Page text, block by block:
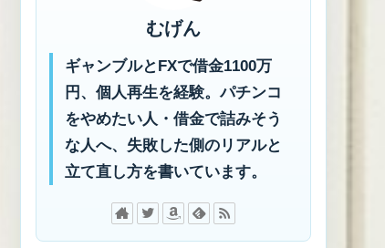
むげん
ギャンブルとFXで借金1100万
円、個人再生を経験。パチンコ
をやめたい人・借金で詰みそう
な人へ、失敗した側のリアルと
立て直し方を書いています。